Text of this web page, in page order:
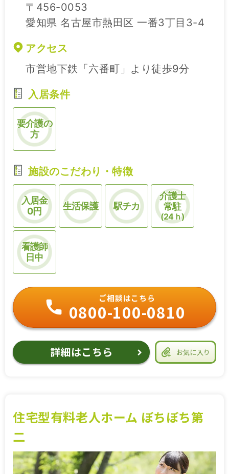
〒456-0053
愛知県 名古屋市熱田区 一番3丁目3-4
アクセス
市営地下鉄「六番町」より徒歩9分
入居条件
要介護の
方
施設のこだわり・特徴
入居金
0円
生活保護 駅チカ
介護士
常駐
(24ｈ)
看護師
日中
お気に入り
ご相談はこちら
0800-100-0810
詳細はこちら
住宅型有料老人ホーム ぼちぼち第
二